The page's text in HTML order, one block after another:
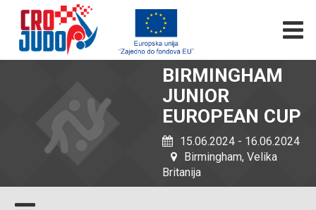
BIRMINGHAM
JUNIOR
EUROPEAN CUP
15.06.2024 - 16.06.2024
Birmingham, Velika
Britanija